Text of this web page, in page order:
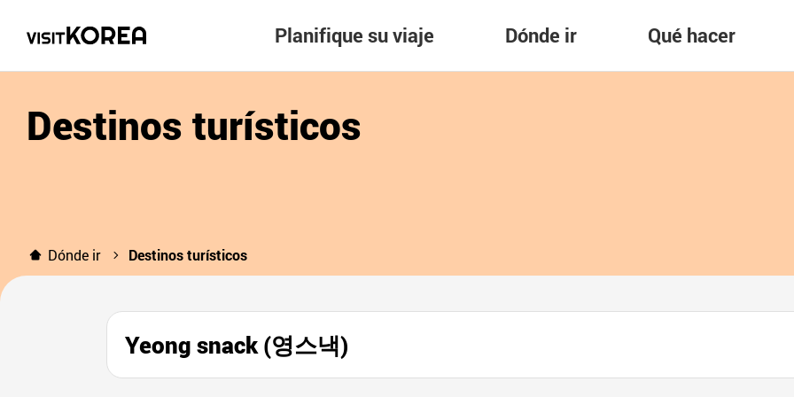
Planifique su viaje Dónde ir Qué hacer
Destinos turísticos
Dónde ir Destinos turísticos
Yeong snack (영스낵)